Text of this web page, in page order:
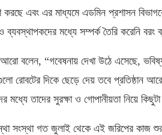
করছে এবং এর মাধ্যমে এডমিন প্রশাসন
ব্যবস্থাপকদের মধ্যে সম্পর্ক তৈরি করেনি
আরো বলেন, “গবেষনায় দেখা উঠে এসেছে,
রোবটের দিকে ছেড়ে দেয় তবে প্রতিষ্ঠান
মধ্যে তাদের সুরক্ষা ও গোপানীয়তা নিয়ে
সংস্থা গত জুলাই থেকে এই জরিপের কাজ